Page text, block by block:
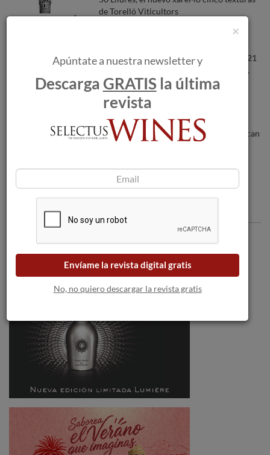
de Torelló Viticultors
Fantástica puntuación de Guía Peñín 2021
para tres vinos de BODEGAS GARGALO,
del diseñador Roberto Verino. (Grupo
Bodegas Riojanas)
Los incendios forestales amenazan a las
bodegas a medida que las llamas se acercan
Comentarios
×
Apúntate a nuestra newsletter y
DescargaGRATIS la última
revista
Envíame la revista digital gratis
No, no quiero descargar la revista gratis